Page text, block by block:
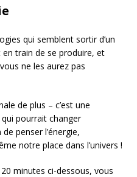
qui semblent sortir d’un
en train de se produire, et
ne les aurez pas
de plus – c’est une
pourrait changer
penser l’énergie,
notre place dans l’univers !
minutes ci-dessous, vous